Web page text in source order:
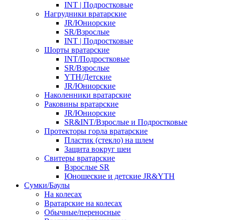
INT | Подростковые
Нагрудники вратарские
JR/Юниорские
SR/Взрослые
INT | Подростковые
Шорты вратарские
INT/Подростковые
SR/Взрослые
YTH/Детские
JR/Юниорские
Наколенники вратарские
Раковины вратарские
JR/Юниорские
SR&INT/Взрослые и Подростковые
Протекторы горла вратарские
Пластик (стекло) на шлем
Защита вокруг шеи
Свитеры вратарские
Взрослые SR
Юношеские и детские JR&YTH
Сумки/Баулы
На колесах
Вратарские на колесах
Обычные/переносные